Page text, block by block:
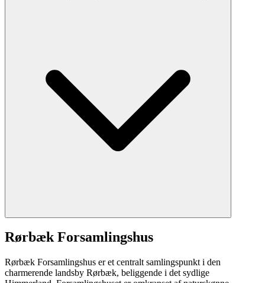
Rørbæk Forsamlingshus
Rørbæk Forsamlingshus er et centralt samlingspunkt i den
charmerende landsby Rørbæk, beliggende i det sydlige